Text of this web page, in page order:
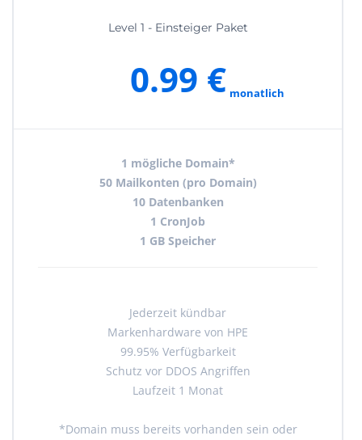
Level 1 - Einsteiger Paket
0.99 € monatlich
1 mögliche Domain*
50 Mailkonten (pro Domain)
10 Datenbanken
1 CronJob
1 GB Speicher
Jederzeit kündbar
Markenhardware von HPE
99.95% Verfügbarkeit
Schutz vor DDOS Angriffen
Laufzeit 1 Monat
*Domain muss bereits vorhanden sein oder